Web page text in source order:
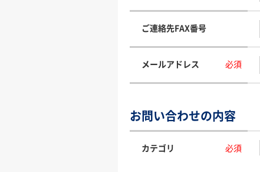
ご連絡先FAX番号
メールアドレス 必須
お問い合わせの内容
カテゴリ
必須